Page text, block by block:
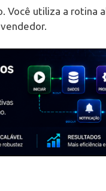
Você utiliza a rotina